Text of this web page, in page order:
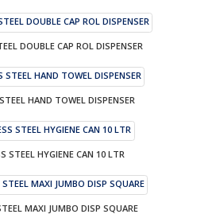
DOUBLE CAP ROL DISPENSER
HAND TOWEL DISPENSER
STEEL HYGIENE CAN 10 LTR
MAXI JUMBO DISP SQUARE